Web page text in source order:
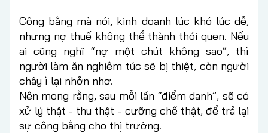
Công bằng mà nói, kinh doanh lúc khó lúc dễ,
nhưng nợ thuế không thể thành thói quen. Nếu
ai cũng nghĩ “nợ một chút không sao”, thì
người làm ăn nghiêm túc sẽ bị thiệt, còn người
chây ì lại nhởn nhơ.
Nên mong rằng, sau mỗi lần “điểm danh”, sẽ có
xử lý thật - thu thật - cưỡng chế thật, để trả lại
sự công bằng cho thị trường.